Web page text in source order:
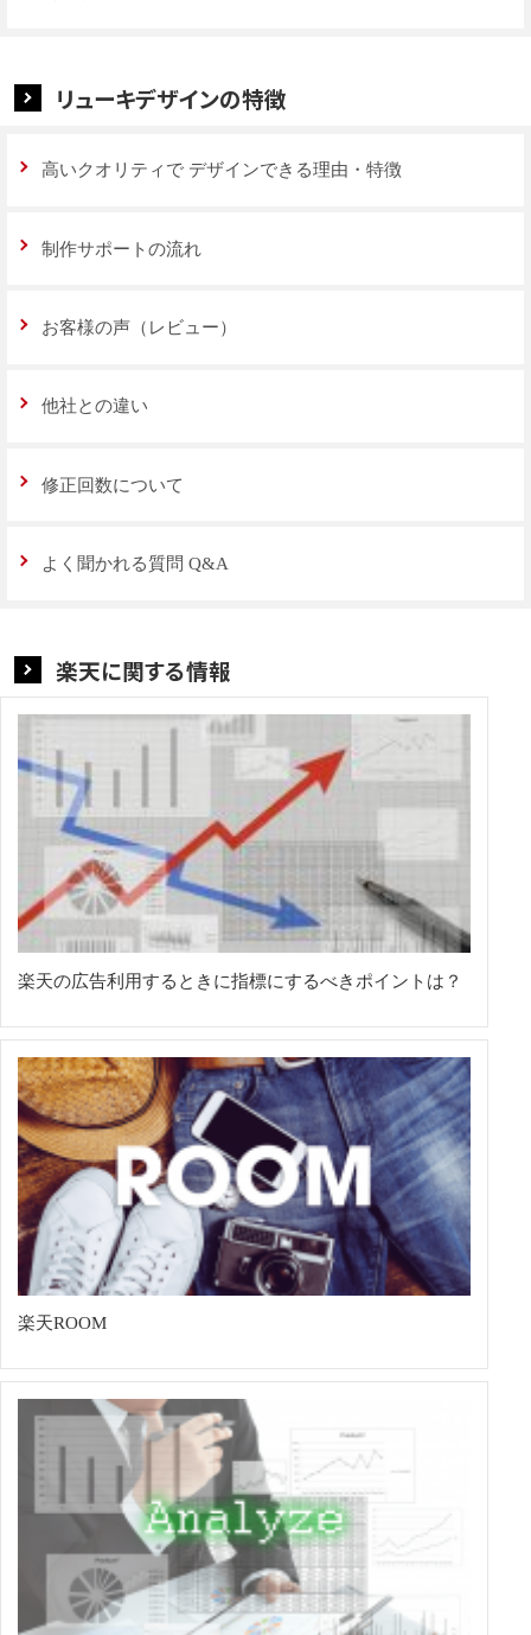
リューキデザインの特徴
高いクオリティで デザインできる理由・特徴
制作サポートの流れ
お客様の声（レビュー）
他社との違い
修正回数について
よく聞かれる質問 Q&A
楽天に関する情報
楽天の広告利用するときに指標にするべきポイントは？
楽天ROOM